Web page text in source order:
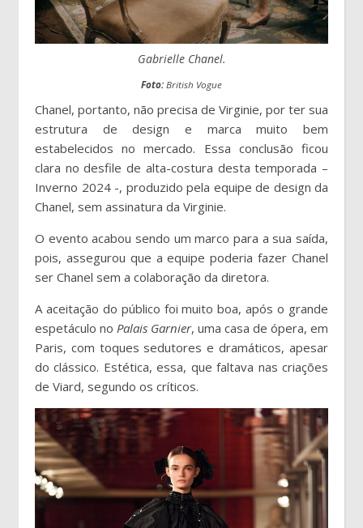
Gabrielle Chanel.
Foto: British Vogue
Chanel, portanto, não precisa de Virginie, por ter sua
estrutura de design e marca muito bem
estabelecidos no mercado. Essa conclusão ficou
clara no desfile de alta-costura desta temporada –
Inverno 2024 -, produzido pela equipe de design da
Chanel, sem assinatura da Virginie.
O evento acabou sendo um marco para a sua saída,
pois, assegurou que a equipe poderia fazer Chanel
ser Chanel sem a colaboração da diretora.
A aceitação do público foi muito boa, após o grande
espetáculo no Palais Garnier, uma casa de ópera, em
Paris, com toques sedutores e dramáticos, apesar
do clássico. Estética, essa, que faltava nas criações
de Viard, segundo os críticos.